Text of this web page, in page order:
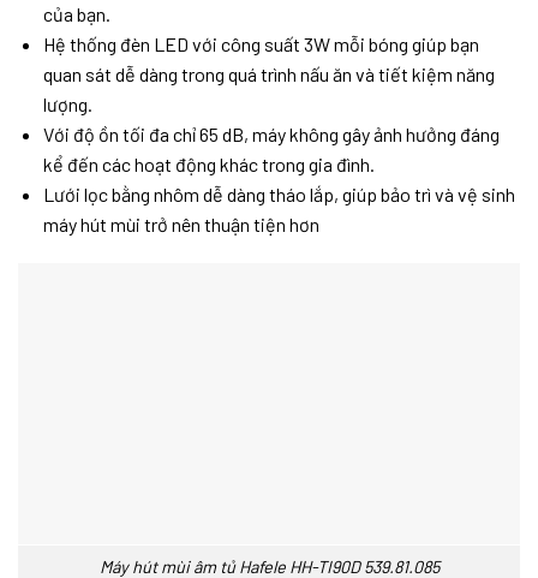
của bạn.
Hệ thống đèn LED với công suất 3W mỗi bóng giúp bạn
quan sát dễ dàng trong quá trình nấu ăn và tiết kiệm năng
lượng.
Với độ ồn tối đa chỉ 65 dB, máy không gây ảnh hưởng đáng
kể đến các hoạt động khác trong gia đình.
Lưới lọc bằng nhôm dễ dàng tháo lắp, giúp bảo trì và vệ sinh
máy hút mùi trở nên thuận tiện hơn
Máy hút mùi âm tủ Hafele HH-TI90D 539.81.085